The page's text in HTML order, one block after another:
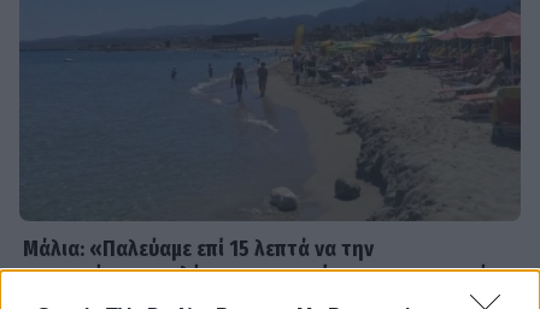
πάνω σε σκάφος και «ανάβει»
φωτιές στο Instagram!
Bachelor... χρυσή στο bodybuilding
Μάλια: «Παλεύαμε επί 15 λεπτά να την
επαναφέρουμε», λέει ο ναυαγοσώστης για τη μητέρα
που πνίγηκε